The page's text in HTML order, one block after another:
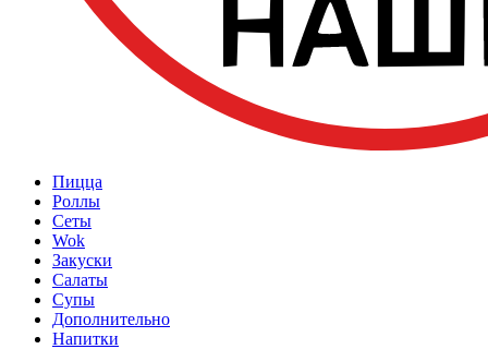
Пицца
Роллы
Сеты
Wok
Закуски
Салаты
Супы
Дополнительно
Напитки